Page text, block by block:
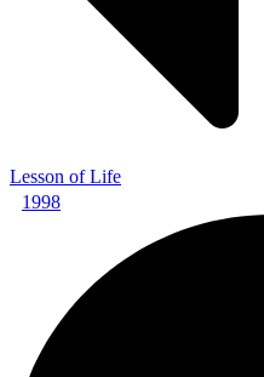
Lesson of Life
1998